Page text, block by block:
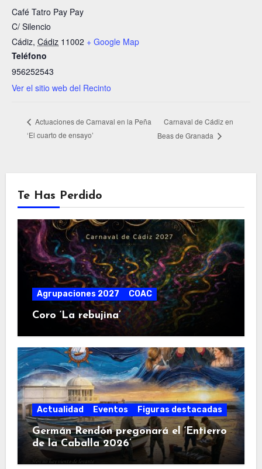
Café Tatro Pay Pay
C/ Silencio
Cádiz, Cádiz 11002 + Google Map
Teléfono
956252543
Ver el sitio web del Recinto
Actuaciones de Carnaval en la Peña
‘El cuarto de ensayo’
Carnaval de Cádiz en
Beas de Granada
Te Has Perdido
Agrupaciones 2027 COAC
Coro ‘La rebujina’
Actualidad Eventos Figuras destacadas
Germán Rendón pregonará el ‘Entierro
de la Caballa 2026’